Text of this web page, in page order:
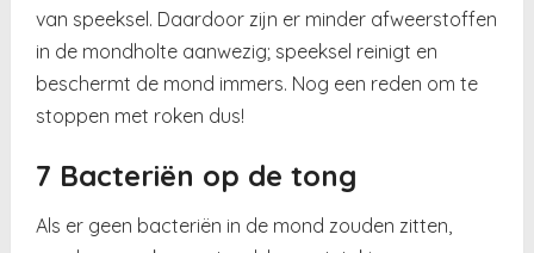
van speeksel. Daardoor zijn er minder afweerstoffen
in de mondholte aanwezig; speeksel reinigt en
beschermt de mond immers. Nog een reden om te
stoppen met roken dus!
7 Bacteriën op de tong
Als er geen bacteriën in de mond zouden zitten,